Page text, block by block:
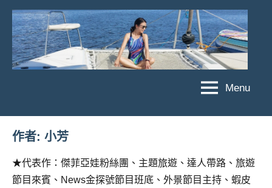
Skip
content
菲
亞
娃
JEFFIA
亞
粉
絲
Menu
作者: 小芳
★代表作：傑菲亞娃粉絲團、主題旅遊、達人帶路、旅遊
節目來賓、News金探號節目班底、外景節目主持、蝦皮